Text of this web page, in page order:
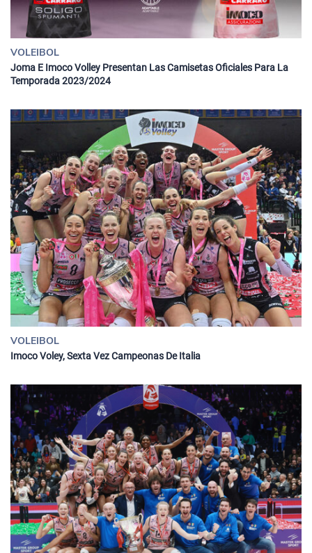
VOLEIBOL
Joma E Imoco Volley Presentan Las Camisetas Oficiales Para La
Temporada 2023/2024
VOLEIBOL
Imoco Voley, Sexta Vez Campeonas De Italia